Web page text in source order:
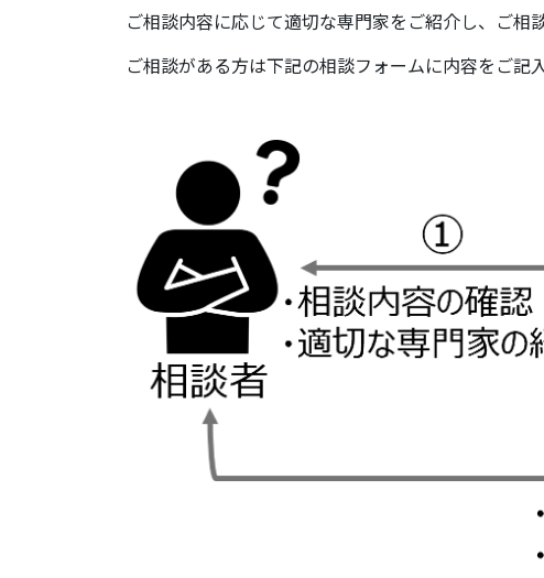
ご相談内容に応じて適切な専門家をご紹介し、ご相
ご相談がある方は下記の相談フォームに内容をご記